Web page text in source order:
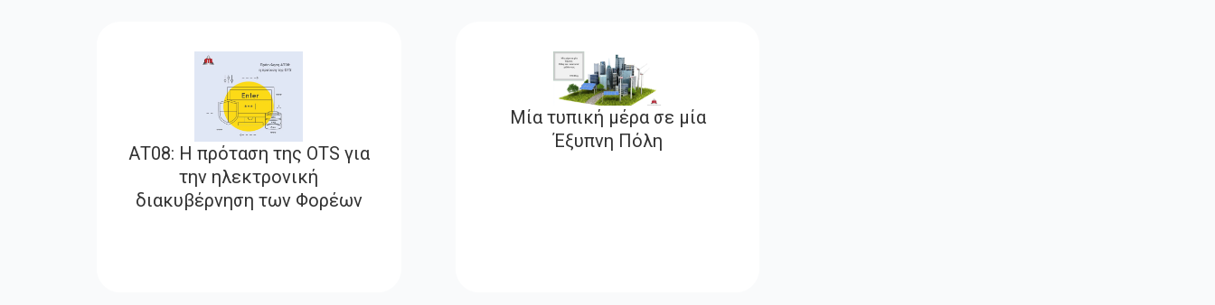
ΑΤ08: Η πρόταση της OTS για
την ηλεκτρονική
διακυβέρνηση των Φορέων
Μία τυπική μέρα σε μία
Έξυπνη Πόλη